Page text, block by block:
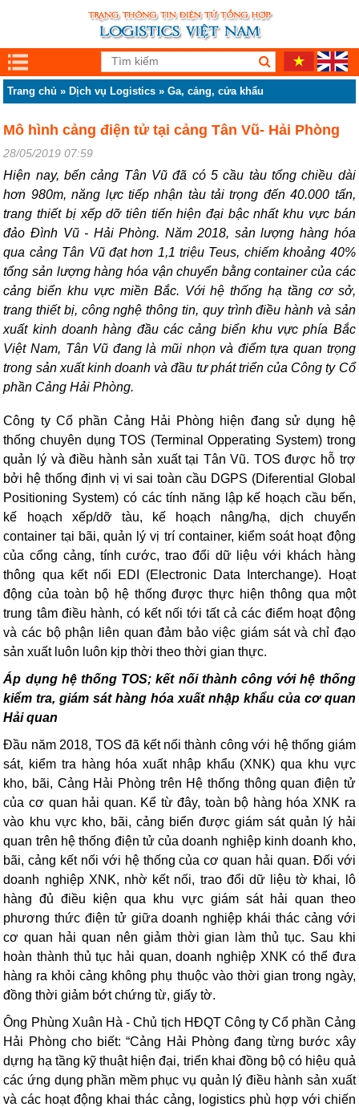
Trang chủ » Dịch vụ Logistics »Ga, cảng, cửa khẩu
Mô hình cảng điện tử tại cảng Tân Vũ- Hải Phòng
28/05/2019 07:59
Hiện nay, bến cảng Tân Vũ đã có 5 cầu tàu tổng chiều dài
hơn 980m, năng lực tiếp nhận tàu tải trọng đến 40.000 tấn,
trang thiết bị xếp dỡ tiên tiến hiện đại bậc nhất khu vực bán
đảo Đình Vũ - Hải Phòng. Năm 2018, sản lượng hàng hóa
qua cảng Tân Vũ đạt hơn 1,1 triệu Teus, chiếm khoảng 40%
tổng sản lượng hàng hóa vận chuyển bằng container của các
cảng biển khu vực miền Bắc. Với hệ thống hạ tầng cơ sở,
trang thiết bị, công nghệ thông tin, quy trình điều hành và sản
xuất kinh doanh hàng đầu các cảng biển khu vực phía Bắc
Việt Nam, Tân Vũ đang là mũi nhọn và điểm tựa quan trọng
trong sản xuất kinh doanh và đầu tư phát triển của Công ty Cổ
phần Cảng Hải Phòng.
Công ty Cổ phần Cảng Hải Phòng hiện đang sử dụng hệ
thống chuyên dụng TOS (Terminal Opperating System) trong
quản lý và điều hành sản xuất tại Tân Vũ. TOS được hỗ trợ
bởi hệ thống định vị vi sai toàn cầu DGPS (Diferential Global
Positioning System) có các tính năng lập kế hoạch cầu bến,
kế hoạch xếp/dỡ tàu, kế hoạch nâng/hạ, dịch chuyển
container tại bãi, quản lý vị trí container, kiểm soát hoạt động
của cổng cảng, tính cước, trao đổi dữ liệu với khách hàng
thông qua kết nối EDI (Electronic Data Interchange). Hoạt
động của toàn bộ hệ thống được thực hiện thông qua một
trung tâm điều hành, có kết nối tới tất cả các điểm hoạt động
và các bộ phận liên quan đảm bảo việc giám sát và chỉ đạo
sản xuất luôn luôn kịp thời theo thời gian thực.
Áp dụng hệ thống TOS; kết nối thành công với hệ thống
kiểm tra, giám sát hàng hóa xuất nhập khẩu của cơ quan
Hải quan
Đầu năm 2018, TOS đã kết nối thành công với hệ thống giám
sát, kiểm tra hàng hóa xuất nhập khẩu (XNK) qua khu vực
kho, bãi, Cảng Hải Phòng trên Hệ thống thông quan điện tử
của cơ quan hải quan. Kể từ đây, toàn bộ hàng hóa XNK ra
vào khu vực kho, bãi, cảng biển được giám sát quản lý hải
quan trên hệ thống điện tử của doanh nghiệp kinh doanh kho,
bãi, cảng kết nối với hệ thống của cơ quan hải quan. Đối với
doanh nghiệp XNK, nhờ kết nối, trao đổi dữ liệu tờ khai, lô
hàng đủ điều kiện qua khu vực giám sát hải quan theo
phương thức điện tử giữa doanh nghiệp khái thác cảng với
cơ quan hải quan nên giảm thời gian làm thủ tục. Sau khi
hoàn thành thủ tục hải quan, doanh nghiệp XNK có thể đưa
hàng ra khỏi cảng không phụ thuộc vào thời gian trong ngày,
đồng thời giảm bớt chứng từ, giấy tờ.
Ông Phùng Xuân Hà - Chủ tịch HĐQT Công ty Cổ phần Cảng
Hải Phòng cho biết: “Cảng Hải Phòng đang từng bước xây
dựng hạ tầng kỹ thuật hiện đại, triển khai đồng bộ có hiệu quả
các ứng dụng phần mềm phục vụ quản lý điều hành sản xuất
và các hoạt động khai thác cảng, logistics phù hợp với chiến